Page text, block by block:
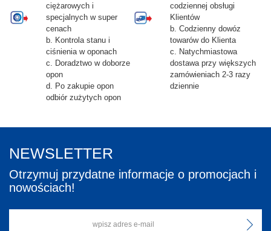
ciężarowych i
specjalnych w super
cenach
b. Kontrola stanu i
ciśnienia w oponach
c. Doradztwo w doborze
opon
d. Po zakupie opon
odbiór zużytych opon
codziennej obsługi
Klientów
b. Codzienny dowóz
towarów do Klienta
c. Natychmiastowa
dostawa przy większych
zamówieniach 2-3 razy
dziennie
NEWSLETTER
Otrzymuj przydatne informacje o promocjach i
nowościach!